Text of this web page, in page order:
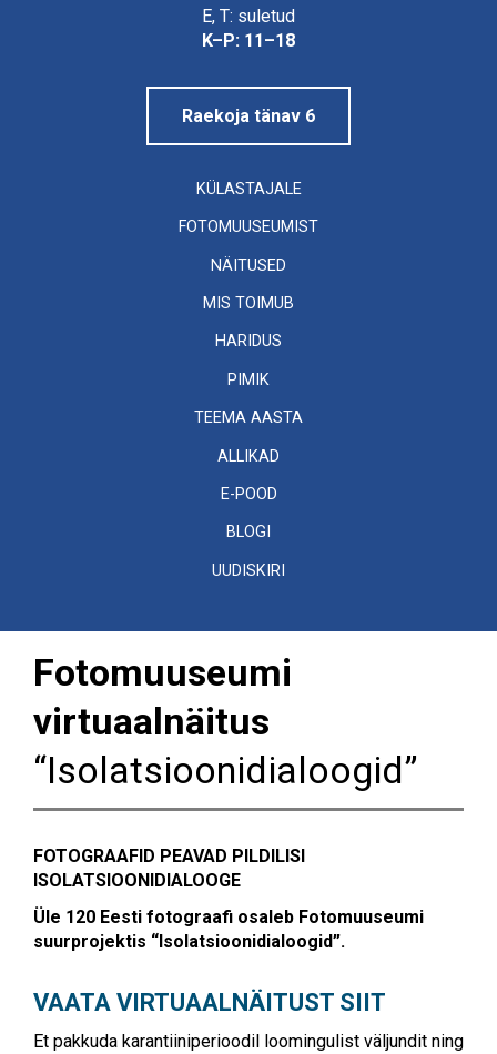
E, T: suletud
K–P: 11–18
Raekoja tänav 6
KÜLASTAJALE
FOTOMUUSEUMIST
NÄITUSED
MIS TOIMUB
HARIDUS
PIMIK
TEEMA AASTA
ALLIKAD
E-POOD
BLOGI
UUDISKIRI
Fotomuuseumi
virtuaalnäitus
“Isolatsioonidialoogid”
FOTOGRAAFID PEAVAD PILDILISI
ISOLATSIOONIDIALOOGE
Üle 120 Eesti fotograafi osaleb Fotomuuseumi
suurprojektis “Isolatsioonidialoogid”.
VAATA VIRTUAALNÄITUST SIIT
Et pakkuda karantiiniperioodil loomingulist väljundit ning